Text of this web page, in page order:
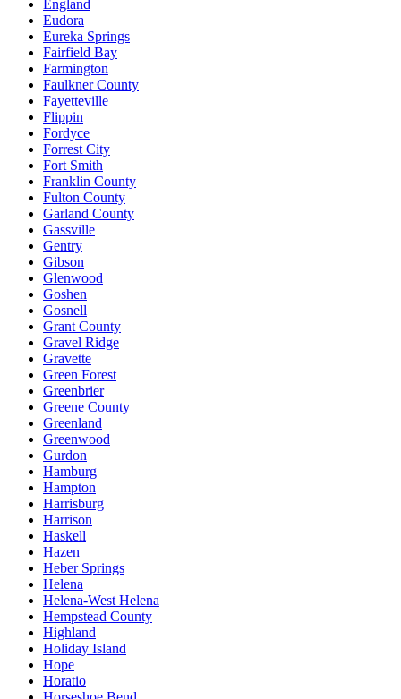
England
Eudora
Eureka Springs
Fairfield Bay
Farmington
Faulkner County
Fayetteville
Flippin
Fordyce
Forrest City
Fort Smith
Franklin County
Fulton County
Garland County
Gassville
Gentry
Gibson
Glenwood
Goshen
Gosnell
Grant County
Gravel Ridge
Gravette
Green Forest
Greenbrier
Greene County
Greenland
Greenwood
Gurdon
Hamburg
Hampton
Harrisburg
Harrison
Haskell
Hazen
Heber Springs
Helena
Helena-West Helena
Hempstead County
Highland
Holiday Island
Hope
Horatio